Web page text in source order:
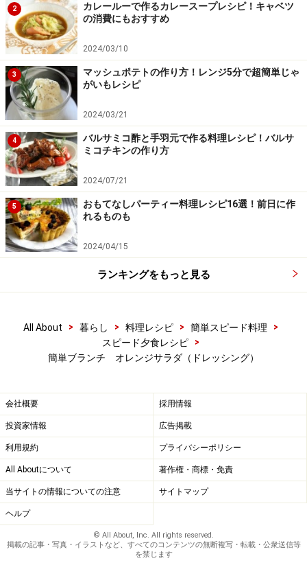
【編集部おすすめの購入サイト】
Amazonで人気レシピの書籍をチェック！
楽天市場で人気レシピの書籍をチェック！
2
カレールーで作るカレースープレシピ！キャベツ
の消費にもおすすめ
2024/03/10
3
マッシュポテトの作り方！レンジ5分で超簡単じゃ
がいもレシピ
2024/03/21
4
バルサミコ酢と手羽元で作る料理レシピ！バルサ
ミコチキンの作り方
2024/07/21
5
おもてなしパーティー料理レシピ16選！前日に作
れるものも
2024/04/15
ランキングをもっと見る
All About > 暮らし > 料理レシピ > 簡単スピード料理
>
スピード夕食レシピ
>
簡単ブランチ オレンジサラダ（ドレッシング）
会社概要 採用情報
投資家情報 広告掲載
利用規約 プライバシーポリシー
All Aboutについて 著作権・商標・免責
当サイトの情報についての注意 サイトマップ
ヘルプ
© All About, Inc. All rights reserved.
掲載の記事・写真・イラストなど、すべてのコンテンツの無断複写・転載・公衆送信等
を禁じます